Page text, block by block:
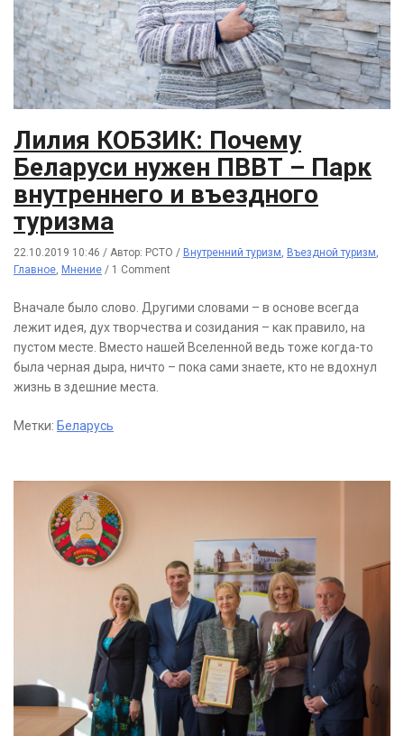
Лилия КОБЗИК: Почему
Беларуси нужен ПВВТ – Парк
внутреннего и въездного
туризма
22.10.2019 10:46 / Автор: РСТО / Внутренний туризм, Въездной туризм,
Главное, Мнение / 1 Comment
Вначале было слово. Другими словами – в основе всегда
лежит идея, дух творчества и созидания – как правило, на
пустом месте. Вместо нашей Вселенной ведь тоже когда-то
была черная дыра, ничто – пока сами знаете, кто не вдохнул
жизнь в здешние места.
Метки: Беларусь